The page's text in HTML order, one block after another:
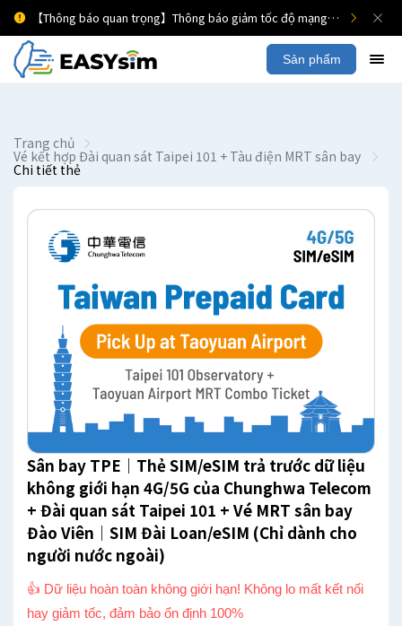
【Thông báo quan trọng】Thông báo giảm tốc độ mạng di động
Sản phẩm
Trang chủ
Vé kết hợp Đài quan sát Taipei 101 + Tàu điện MRT sân bay
Chi tiết thẻ
Sân bay TPE｜Thẻ SIM/eSIM trả trước dữ liệu
không giới hạn 4G/5G của Chunghwa Telecom
+ Đài quan sát Taipei 101 + Vé MRT sân bay
Đào Viên｜SIM Đài Loan/eSIM (Chỉ dành cho
người nước ngoài)
👍 Dữ liệu hoàn toàn không giới hạn! Không lo mất kết nối
hay giảm tốc, đảm bảo ổn định 100%